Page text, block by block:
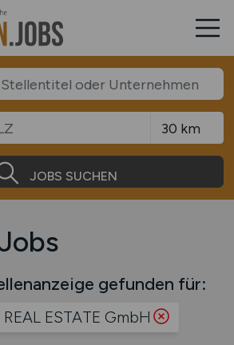
JOBS SUCHEN
gefunden für:
ESTATE GmbH